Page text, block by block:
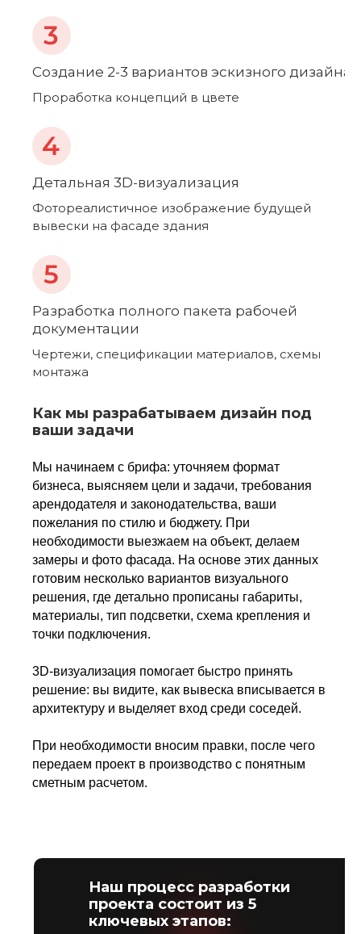
Лыткарино, ул. Парковая, 1с5
Ежедневно с 9:00 -
18:00, сб-вс: офис
sales@rstolica.ru
Создание 2-3 вариантов эскизного дизайна
Проработка концепций в цвете
Детальная 3D-визуализация
Фотореалистичное изображение будущей
вывески на фасаде здания
Разработка полного пакета рабочей
документации
Чертежи, спецификации материалов, схемы
монтажа
Как мы разрабатываем дизайн под
ваши задачи
Мы начинаем с брифа: уточняем формат
бизнеса, выясняем цели и задачи, требования
арендодателя и законодательства, ваши
пожелания по стилю и бюджету. При
необходимости выезжаем на объект, делаем
замеры и фото фасада. На основе этих данных
готовим несколько вариантов визуального
решения, где детально прописаны габариты,
материалы, тип подсветки, схема крепления и
точки подключения.
3D-визуализация помогает быстро принять
решение: вы видите, как вывеска вписывается в
архитектуру и выделяет вход среди соседей.
При необходимости вносим правки, после чего
передаем проект в производство с понятным
сметным расчетом.
Наш процесс разработки
проекта состоит из 5
ключевых этапов: